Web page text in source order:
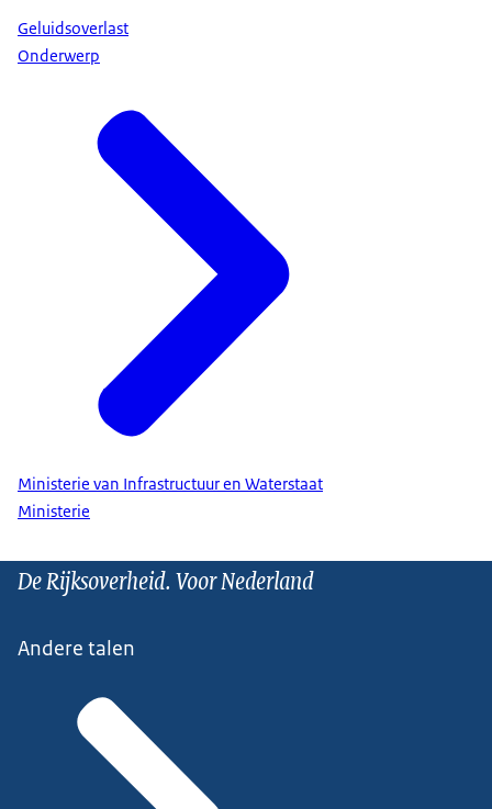
Geluidsoverlast
Onderwerp
Ministerie van Infrastructuur en Waterstaat
Ministerie
De Rijksoverheid. Voor Nederland
Andere talen